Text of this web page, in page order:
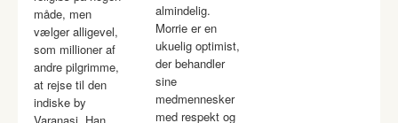
måde, men
vælger alligevel,
som millioner af
andre pilgrimme,
at rejse til den
indiske by
almindelig.
Morrie er en
ukuelig optimist,
der behandler
sine
medmennesker
med respekt og